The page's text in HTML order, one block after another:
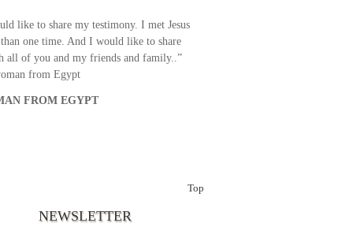
like to share my testimony. I met Jesus
one time. And I would like to share
all of you and my friends and family..”
from Egypt
FROM EGYPT
Top
NEWSLETTER